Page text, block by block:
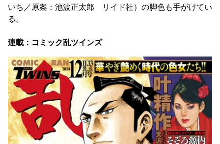
いち／原案：池波正太郎 リイド社）の脚色も手がけてい
る。
連載：コミック乱ツインズ